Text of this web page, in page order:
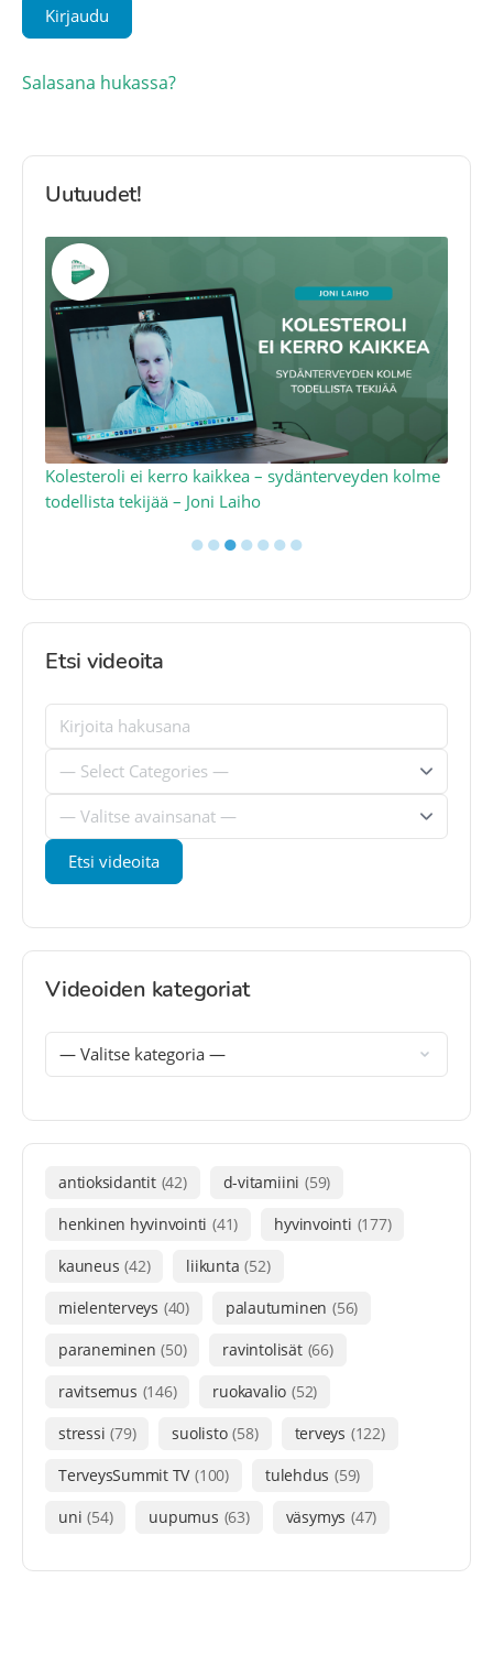
Salasana hukassa?
Uutuudet!
Kolesteroli ei kerro kaikkea – sydänterveyden kolme
todellista tekijää – Joni Laiho
●●●●●●●
Etsi videoita
Videoiden kategoriat
antioksidantit (42) d-vitamiini (59)
henkinen hyvinvointi (41) hyvinvointi (177)
kauneus (42) liikunta (52)
mielenterveys (40) palautuminen (56)
paraneminen (50) ravintolisät (66)
ravitsemus (146) ruokavalio (52)
stressi (79) suolisto (58) terveys (122)
TerveysSummit TV (100) tulehdus (59)
uni (54) uupumus (63) väsymys (47)